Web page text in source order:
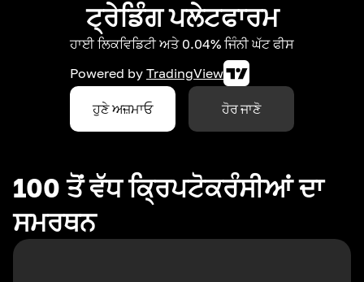
ਟ੍ਰੇਡਿੰਗ ਪਲੇਟਫਾਰਮ
ਹਾਈ ਲਿਕਵਿਡਿਟੀ ਅਤੇ 0.04% ਜਿੰਨੀ ਘੱਟ ਫੀਸ
Powered by TradingView
ਹੁਣੇ ਅਜ਼ਮਾਓ ਹੋਰ ਜਾਣੋ
100 ਤੋਂ ਵੱਧ ਕ੍ਰਿਪਟੋਕਰੰਸੀਆਂ ਦਾ
ਸਮਰਥਨ